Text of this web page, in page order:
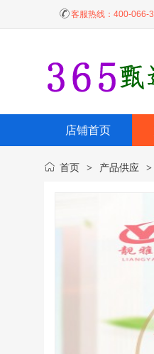
客服热线： 400-066-
店铺首页
首页 > 产品供应 >